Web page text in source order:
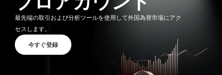
最先端の取引および分析ツールを使用して外国為替市場にアク
セスします。
今すぐ登録